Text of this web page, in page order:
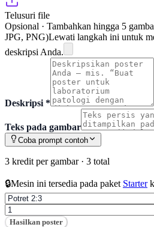
Telusuri file
Opsional · Tambahkan hingga 5
JPG, PNG)Lewati langkah ini untuk
deskripsi Anda.
Deskripsi *
Teks pada gambar
Coba prompt contoh
3 kredit per gambar· 3 total
🔒Mesin ini tersedia pada paket Starter
Hasilkan poster